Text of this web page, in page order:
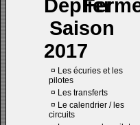
Saison
2017
¤ Les écuries et les
pilotes
¤ Les transferts
¤ Le calendrier / les
circuits